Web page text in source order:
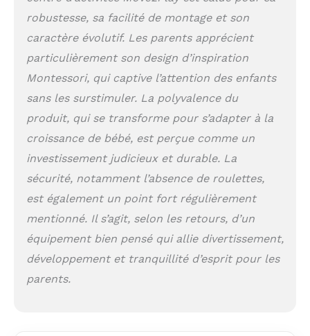
la musique, les ABC
et les couleurs. Les
piles (3 x AAA) sont
que le plaisir peut
commencer
immédiatement
assembler : le siège
en tissu et le tapis
de ventre sont
et les jouets en
plastique peuvent
nettoyés. Le
montage est un jeu
d'enfant, ne prend
que 5 minutes avec
robustesse, sa facilité de montage et son
caractère évolutif. Les parents apprécient
particulièrement son design d’inspiration
Montessori, qui captive l’attention des enfants
sans les surstimuler. La polyvalence du
produit, qui se transforme pour s’adapter à la
croissance de bébé, est perçue comme un
investissement judicieux et durable. La
sécurité, notamment l’absence de roulettes,
est également un point fort régulièrement
mentionné. Il s’agit, selon les retours, d’un
équipement bien pensé qui allie divertissement,
développement et tranquillité d’esprit pour les
parents.